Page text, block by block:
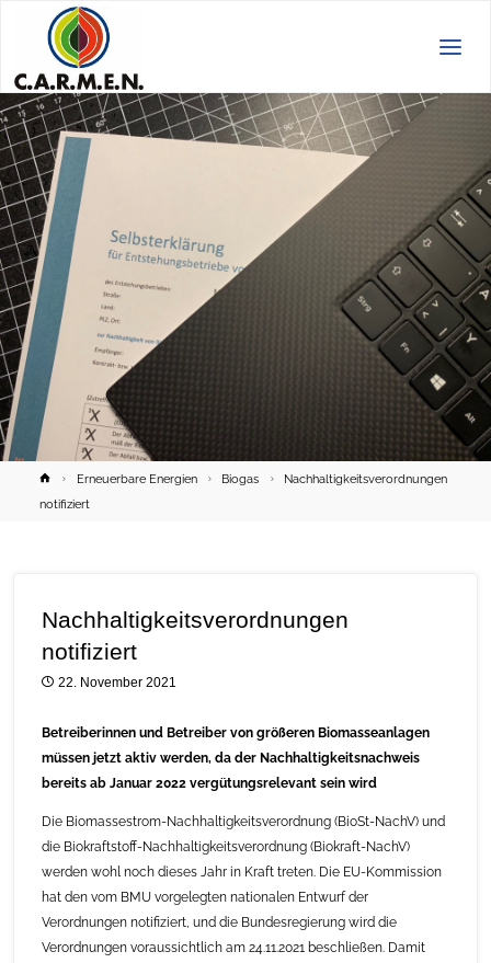
HomeErneuerbare Energien Biogas
Nachhaltigkeitsverordnungen
notifiziert
Nachhaltigkeitsverordnungen
notifiziert
22. November 2021
Betreiberinnen und Betreiber von größeren Biomasseanlagen
müssen jetzt aktiv werden, da der Nachhaltigkeitsnachweis
bereits ab Januar 2022 vergütungsrelevant sein wird
Die Biomassestrom-Nachhaltigkeitsverordnung (BioSt-NachV) und
die Biokraftstoff-Nachhaltigkeitsverordnung (Biokraft-NachV)
werden wohl noch dieses Jahr in Kraft treten. Die EU-Kommission
hat den vom BMU vorgelegten nationalen Entwurf der
Verordnungen notifiziert, und die Bundesregierung wird die
Verordnungen voraussichtlich am 24.11.2021 beschließen. Damit